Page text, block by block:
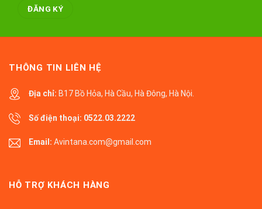
THÔNG TIN LIÊN HỆ
Địa chỉ: B17 Bồ Hỏa, Hà Cầu, Hà Đông, Hà Nội.
Số điện thoại: 0522.03.2222
Email: Avintana.com@gmail.com
HỖ TRỢ KHÁCH HÀNG